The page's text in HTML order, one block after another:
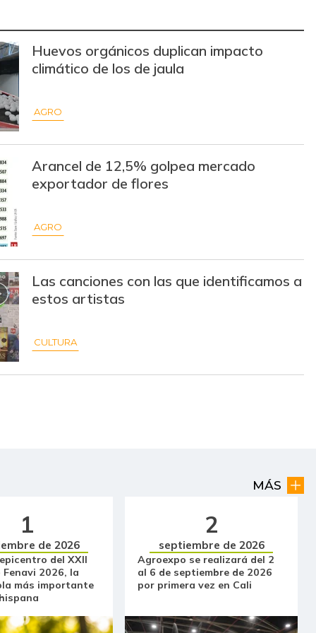
$ 12.000,00
$ 13.500,00 -
$ 15.500,00
$ 68.824,00
$ 29.500,00 -$ 6.000,00 -16,90%
$ 7.800,00
-
$ 41.250,00
$ 964,50 -
$ 4.267,00 -
Huevos orgánicos duplican impacto
climático de los de jaula
AGRO
Arancel de 12,5% golpea mercado
exportador de flores
AGRO
Las canciones con las que identificamos a
estos artistas
CULTURA
MÁS
1
de 2026
del XXII
Fenavi 2026, la
más importante
2
septiembre de 2026
Agroexpo se realizará del 2
al 6 de septiembre de 2026
por primera vez en Cali